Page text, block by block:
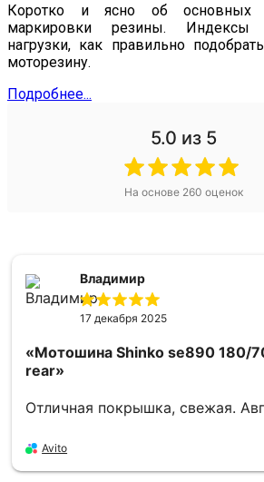
Коротко и ясно об основных
маркировки резины. Индексы
нагрузки, как правильно
моторезину.
Подробнее...
5.0 из 5
На основе 260 оценок
Владимир
17 декабря 2025
«Мотошина Shinko se890 180/
rear»
Отличная покрышка, свежая.
Avito